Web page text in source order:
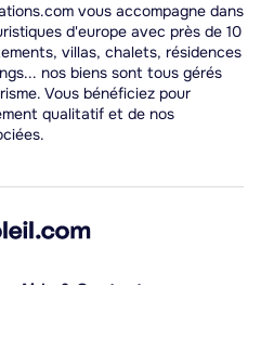
vous accompagne dans
d'europe avec près de 10
villas, chalets, résidences
nos biens sont tous gérés
Vous bénéficiez pour
qualitatif et de nos
Aide & Contact